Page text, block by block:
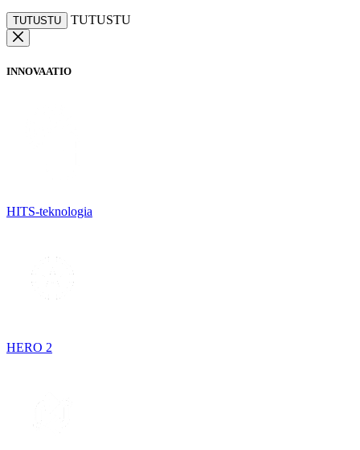
TUTUSTU TUTUSTU
INNOVAATIO
HITS-teknologia
HERO 2